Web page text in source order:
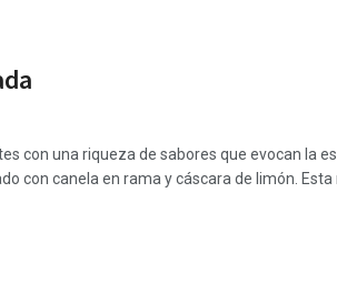
con una riqueza de sabores que evocan la
con canela en rama y cáscara de limón.